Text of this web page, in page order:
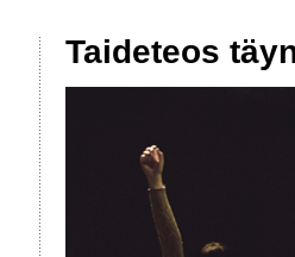
Taideteos